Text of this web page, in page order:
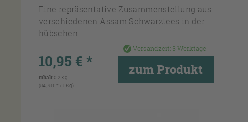
Eine repräsentative Zusammenstellung aus
verschiedenen Assam Schwarztees in der
hübschen...
Versandzeit: 3 Werktage
10,95 € *
Inhalt 0.2 Kg
(54,75 € * / 1 Kg)
zum Produkt